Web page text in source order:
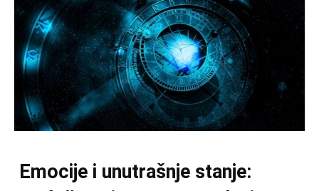
Emocije i unutrašnje stanje: